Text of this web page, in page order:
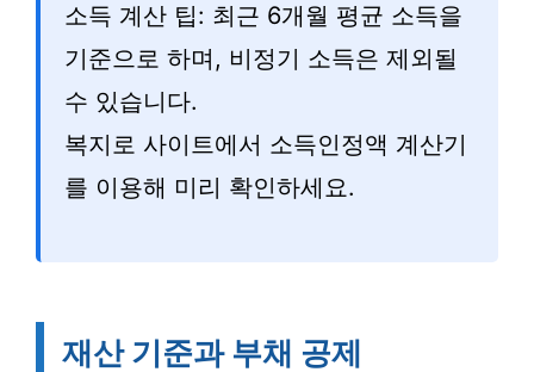
소득 계산 팁: 최근 6개월 평균 소득을
기준으로 하며, 비정기 소득은 제외될
수 있습니다.
복지로 사이트에서 소득인정액 계산기
를 이용해 미리 확인하세요.
재산 기준과 부채 공제